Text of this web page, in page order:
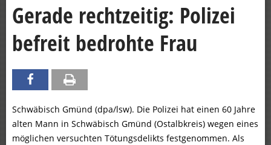
Gerade rechtzeitig: Polizei
befreit bedrohte Frau
Schwäbisch Gmünd (dpa/lsw). Die Polizei hat einen 60 Jahre
alten Mann in Schwäbisch Gmünd (Ostalbkreis) wegen eines
möglichen versuchten Tötungsdelikts festgenommen. Als